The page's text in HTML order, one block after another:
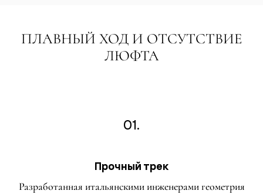
ПЛАВНЫЙ ХОД И ОТСУТСТВИЕ
ЛЮФТА
01.
Прочный трек
Разработанная итальянскими инженерами геометрия